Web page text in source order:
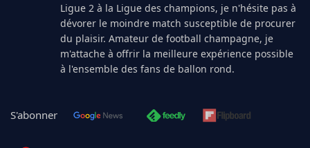
Ligue 2 à la Ligue des champions, je n'hésite pas à
dévorer le moindre match susceptible de procurer
du plaisir. Amateur de football champagne, je
m'attache à offrir la meilleure expérience possible
à l'ensemble des fans de ballon rond.
S'abonner